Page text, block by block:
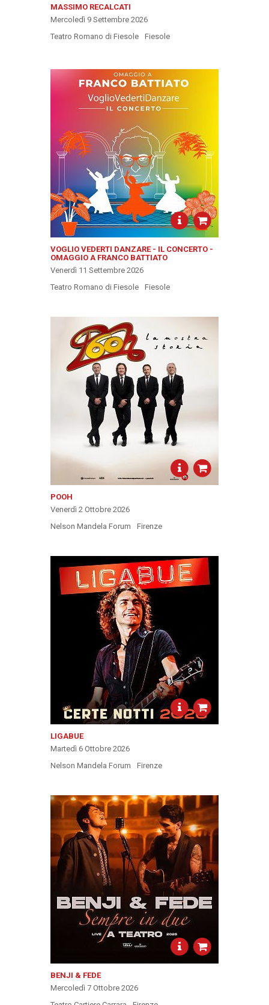
MASSIMO RECALCATI
Mercoledì 9 Settembre 2026
Teatro Romano di Fiesole
Fiesole
VOGLIO VEDERTI DANZARE - IL CONCERTO -
OMAGGIO A FRANCO BATTIATO
Venerdì 11 Settembre 2026
Teatro Romano di Fiesole
Fiesole
POOH
Venerdì 2 Ottobre 2026
Nelson Mandela Forum
Firenze
LIGABUE
Martedì 6 Ottobre 2026
Nelson Mandela Forum
Firenze
BENJI & FEDE
Mercoledì 7 Ottobre 2026